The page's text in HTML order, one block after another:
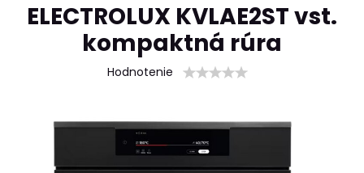
ELECTROLUX KVLAE2ST vst.
kompaktná rúra
Hodnotenie